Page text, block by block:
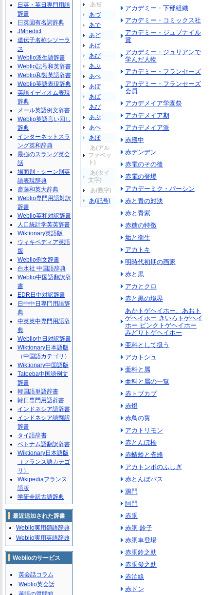
あぢ
あづ
あで
あど
あば
あび
あぶ
あべ
あぼ
あぱ
あぴ
あぷ
あぺ
あぽ
あ(アル
ファベッ
ト)
あ(タイ
文字)
あ(数字)
あ(記号)
アカデミー・下部組織
アカデミー・コミックス社
アカデミー・ジュブナイル
賞
アカデミー・ジュリアンで
学んだ人物
アカデミー・フランセーズ
アカデミー・フランセーズ
会員
アカデメイア学園祭
アカデメイア期
アカデメイア派
赤殿中
赤デンデン
赤電のその後
赤電の登場
アカデーミク・パーシン
赤と青の対決
赤と青紫
赤糖の特徴
垢と衛生
アカトキ
明時代初期の画家
赤と黒
アカとクロ
赤と黒の境界
あかトゲヘイホー、あおト
ゲヘイホー きいろトゲヘイ
ホー ピンクトゲヘイホー
みどりトゲヘイホー
亜科として扱う
アカトシュ
亜科と属
亜科と属の一覧
赤トプカプ
赤燈
赤鳥の翼
アカトリモン
赤とんぼ橋
赤蜻蛉と雀蜂
アカトンボのふしぎ
赤とんぼバス
鴉門
阿門
赤胴
赤胴 鈴子
赤胴車登場
赤胴鈴之助
赤胴俊之助
赤泊線
赤ドン
日英・英日専門用語
辞書
日英固有名詞辞典
JMnedict
遺伝子名称シソーラ
ス
Weblio派生語辞書
Weblio記号和英辞書
Weblio和製英語辞書
Weblio英語表現辞典
英語イディオム表現
辞典
メール英語例文辞書
Weblio英語言い回し
辞典
インターネットスラ
ング英和辞典
最強のスラング英会
話
場面別・シーン別英
語表現辞典
斎藤和英大辞典
Weblio専門用語対訳
辞書
Weblio英和対訳辞書
人口統計学英英辞書
Wiktionary英語版
ウィキペディア英語
版
Weblio例文辞書
白水社 中国語辞典
Weblio中国語翻訳辞
書
EDR日中対訳辞書
日中中日専門用語辞
典
中英英中専門用語辞
典
Weblio中日対訳辞書
Wiktionary日本語版
（中国語カテゴリ）
Wiktionary中国語版
Tatoeba中国語例文
辞書
韓国語単語辞書
韓日専門用語辞書
インドネシア語辞書
インドネシア語翻訳
辞書
タイ語辞書
ベトナム語翻訳辞書
Wiktionary日本語版
（フランス語カテゴ
リ）
Wikipediaフランス
語版
学研全訳古語辞典
最近追加された辞書
Weblio実用類語辞典
Weblio実用英語辞典
Weblioのサービス
英会話コラム
Weblio英会話